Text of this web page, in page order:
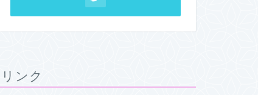
リンク